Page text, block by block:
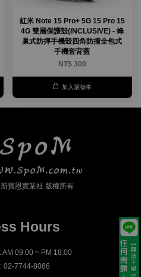
紅米 Note 15 Pro+ 5G 15 Pro 15
4G 雙層保護殼(INCLUSIVE) - 蜂
巢式防摔手機殼四角防撞全包式
手機套背蓋
NT$ 300
加入購物車
寶恩實業社 版權所有
Hours
AM 09:00 ~ PM 18:00
02-7744-8086